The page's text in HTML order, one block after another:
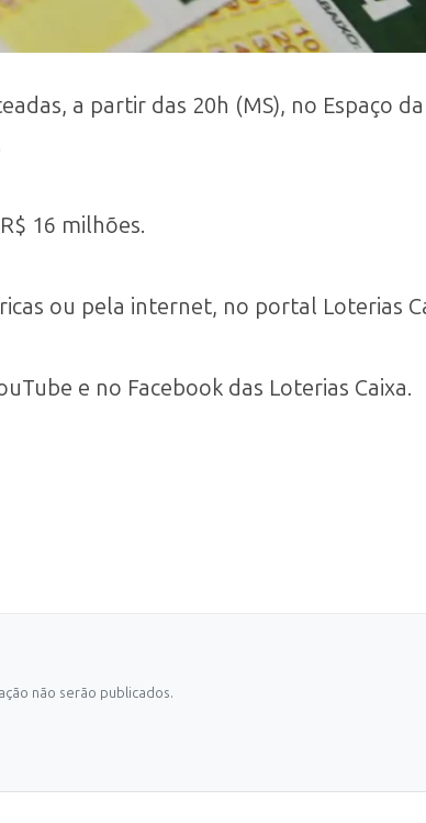
a partir das 20h (MS), no Espaço da
16 milhões.
ou pela internet, no portal Loterias
e no Facebook das Loterias Caixa.
não serão publicados.